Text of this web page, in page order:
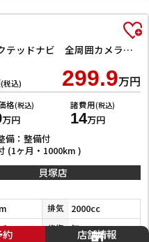
Z ディスプレイオーディオ コネクテッドナビ 全周囲カメラ ETC2．0 レーンアシスト クルーズコントロール パークアシスト 衝突被害軽減システム アルミホイール LEDヘッドランプ 電動リアゲート
(税込) 299.9万円
格(税込)
万円
諸費用(税込)
14万円
備：整備付
(1ヶ月・1000km )
貝塚店
排気 2000cc
アティチュードブラックマイカ 修復 無
約 店舗情報